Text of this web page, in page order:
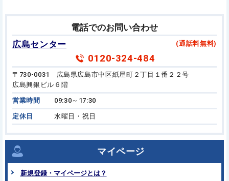
電話でのお問い合わせ
広島センター
(通話料無料)
0120-324-484
〒730-0031 広島県広島市中区紙屋町２丁目１番２２号
広島興銀ビル６階
営業時間 09:30～17:30
定休日 水曜日・祝日
マイページ
新規登録・マイページとは？